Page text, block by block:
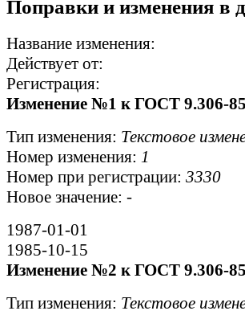
Поправки и изменения в
Название изменения:
Действует от:
Регистрация:
Изменение №1 к ГОСТ 9.306-85
Тип изменения: Текстовое
Номер изменения: 1
Номер при регистрации: 3330
Новое значение: -
1987-01-01
1985-10-15
Изменение №2 к ГОСТ 9.306-85
Тип изменения: Текстовое